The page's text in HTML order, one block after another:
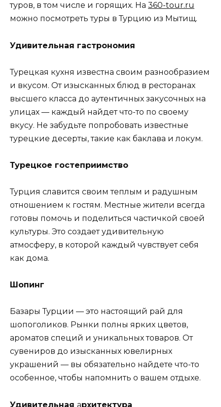
туров, в том числе и горящих. На 360-tour.ru
можно посмотреть туры в Турцию из Мытищ.
Удивительная гастрономия
Турецкая кухня известна своим разнообразием
и вкусом. От изысканных блюд в ресторанах
высшего класса до аутентичных закусочных на
улицах — каждый найдет что-то по своему
вкусу. Не забудьте попробовать известные
турецкие десерты, такие как баклава и локум.
Турецкое гостеприимство
Турция славится своим теплым и радушным
отношением к гостям. Местные жители всегда
готовы помочь и поделиться частичкой своей
культуры. Это создает удивительную
атмосферу, в которой каждый чувствует себя
как дома.
Шопинг
Базары Турции — это настоящий рай для
шопоголиков. Рынки полны ярких цветов,
ароматов специй и уникальных товаров. От
сувениров до изысканных ювелирных
украшений — вы обязательно найдете что-то
особенное, чтобы напомнить о вашем отдыхе.
Удивительная архитектура